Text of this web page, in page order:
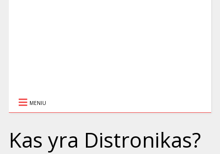
MENIU
Kas yra Distronikas?